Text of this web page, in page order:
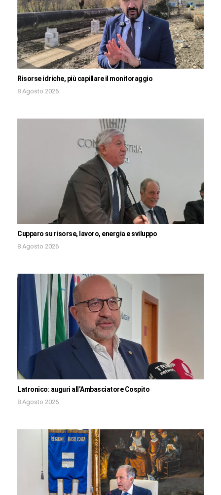
Risorse idriche, più capillare il monitoraggio
8 Agosto 2026
Cupparo su risorse, lavoro, energia e sviluppo
8 Agosto 2026
Latronico: auguri all’Ambasciatore Cospito
8 Agosto 2026